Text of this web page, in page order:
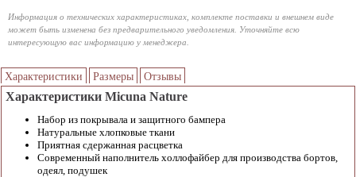
Информация о технических характеристиках, комплекте поставки и внешнем виде
может быть изменена без предварительного уведомления. Уточняйте всю
интересующую вас информацию у менеджера.
Характеристики Размеры Отзывы
Характеристики Micuna Nature
Набор из покрывала и защитного бампера
Натуральные хлопковые ткани
Приятная сдержанная расцветка
Современный наполнитель холлофайбер для производства бортов,
одеял, подушек